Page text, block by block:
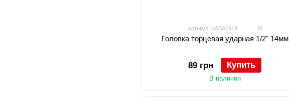
Артикул: KABA1614 20
Головка торцевая ударная 1/2" 14мм
89 грн Купить
В наличии